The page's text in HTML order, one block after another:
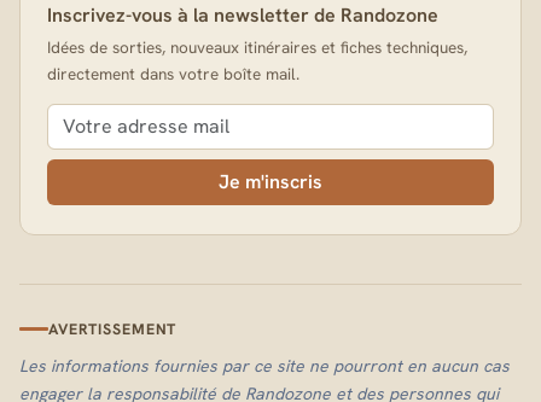
Inscrivez-vous à la newsletter de Randozone
Idées de sorties, nouveaux itinéraires et fiches techniques,
directement dans votre boîte mail.
Je m'inscris
AVERTISSEMENT
Les informations fournies par ce site ne pourront en aucun cas
engager la responsabilité de Randozone et des personnes qui